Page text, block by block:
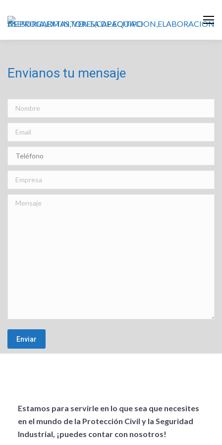
Envianos tu mensaje
Estamos para servirle en lo que sea que necesites
en el mundo de la Protección Civil y la Seguridad
Industrial, ¡puedes contar con nosotros!